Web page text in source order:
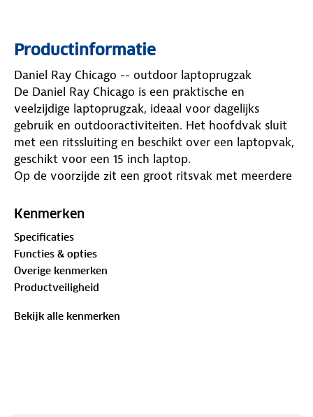
Productinformatie
Daniel Ray Chicago -- outdoor laptoprugzak
De Daniel Ray Chicago is een praktische en
veelzijdige laptoprugzak, ideaal voor dagelijks
gebruik en outdooractiviteiten. Het hoofdvak sluit
met een ritssluiting en beschikt over een laptopvak,
geschikt voor een 15 inch laptop.
Op de voorzijde zit een groot ritsvak met meerdere
kleine steekvakjes en een extra ritsvak. Daarnaast is
kleine items. De elastische, gekruiste banden op de
voorkant bieden ruimte om een regenjas of vestje
op te bergen. Aan beide zijkanten zitten mesh
steekvakken voor een drinkfles.
De rugzak heeft een gewatteerd rugpand en
Kenmerken
Specificaties
Functies & opties
Overige kenmerken
Productveiligheid
Bekijk alle kenmerken